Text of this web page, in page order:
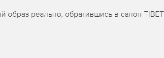
образ реально, обратившись в салон